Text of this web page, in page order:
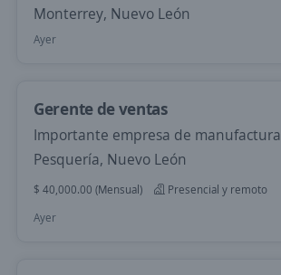
Monterrey, Nuevo León
Ayer
Gerente de ventas
Importante empresa de manufactura
Pesquería, Nuevo León
$ 40,000.00 (Mensual)
Presencial y remoto
Ayer